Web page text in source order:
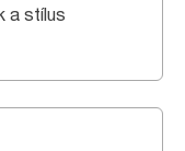
a stílus